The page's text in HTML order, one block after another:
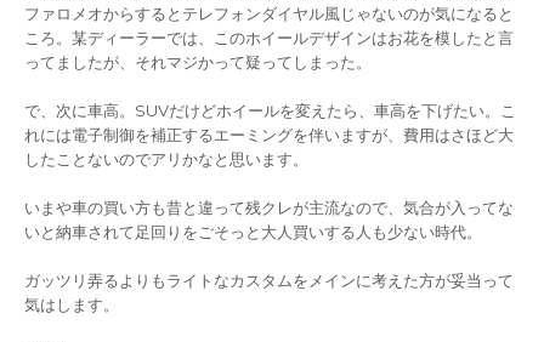
ファロメオからするとテレフォンダイヤル風じゃないのが気になると
ころ。某ディーラーでは、このホイールデザインはお花を模したと言
ってましたが、それマジかって疑ってしまった。
で、次に車高。SUVだけどホイールを変えたら、車高を下げたい。こ
れには電子制御を補正するエーミングを伴いますが、費用はさほど大
したことないのでアリかなと思います。
いまや車の買い方も昔と違って残クレが主流なので、気合が入ってな
いと納車されて足回りをごそっと大人買いする人も少ない時代。
ガッツリ弄るよりもライトなカスタムをメインに考えた方が妥当って
気はします。